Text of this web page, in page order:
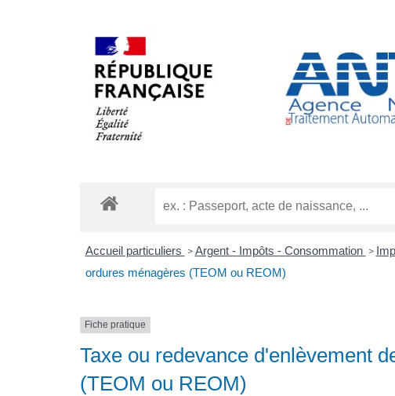
Accueil particuliers > Argent - Impôts - Consommation >
ordures ménagères (TEOM ou REOM)
Fiche pratique
Taxe ou redevance d'enlèvement
(TEOM ou REOM)